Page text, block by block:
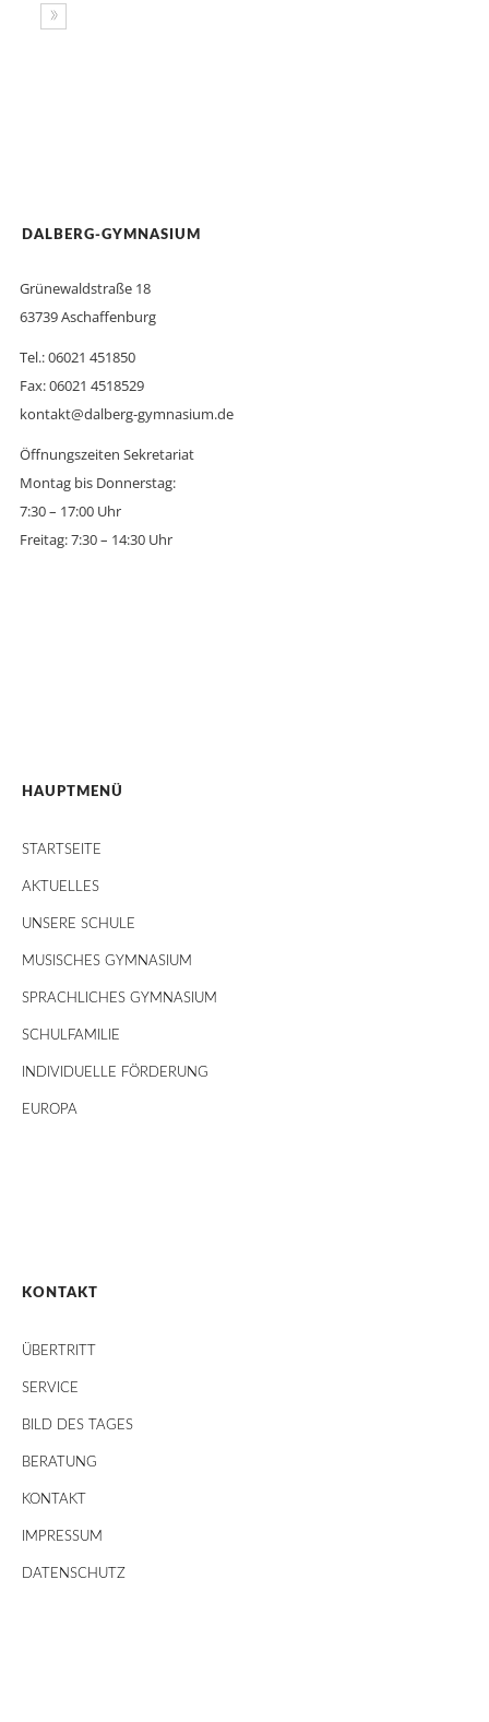
»
DALBERG-GYMNASIUM
Grünewaldstraße 18
63739 Aschaffenburg
Tel.: 06021 451850
Fax: 06021 4518529
kontakt@dalberg-gymnasium.de
Öffnungszeiten Sekretariat
Montag bis Donnerstag:
7:30 – 17:00 Uhr
Freitag: 7:30 – 14:30 Uhr
HAUPTMENÜ
STARTSEITE
AKTUELLES
UNSERE SCHULE
MUSISCHES GYMNASIUM
SPRACHLICHES GYMNASIUM
SCHULFAMILIE
INDIVIDUELLE FÖRDERUNG
EUROPA
KONTAKT
ÜBERTRITT
SERVICE
BILD DES TAGES
BERATUNG
KONTAKT
IMPRESSUM
DATENSCHUTZ